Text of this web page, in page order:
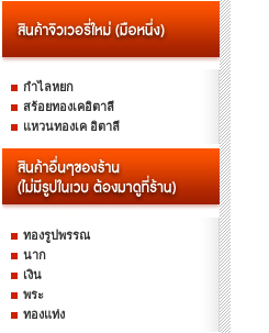
กำไลหยก
สร้อยทองเคอิตาลี
แหวนทองเค อิตาลี
ทองรูปพรรณ
นาก
เงิน
พระ
ทองแท่ง